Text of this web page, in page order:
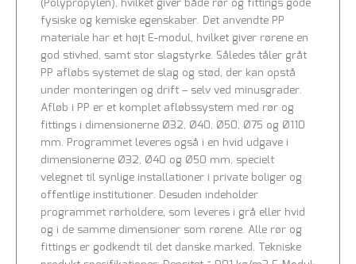
fysiske og kemiske egenskaber. Det anvendte PP
materiale har et højt E-modul, hvilket giver rørene en
god stivhed, samt stor slagstyrke. Således tåler gråt
PP afløbs systemet de slag og stød, der kan opstå
under monteringen og drift – selv ved minusgrader.
Afløb i PP er et komplet afløbssystem med rør og
fittings i dimensionerne Ø32, Ø40, Ø50, Ø75 og Ø110
mm. Programmet leveres også i en hvid udgave i
dimensionerne Ø32, Ø40 og Ø50 mm, specielt
velegnet til synlige installationer i private boliger og
offentlige institutioner. Desuden indeholder
programmet rørholdere, som leveres i grå eller hvid
og i de samme dimensioner som rørene. Alle rør og
fittings er godkendt til det danske marked. Tekniske